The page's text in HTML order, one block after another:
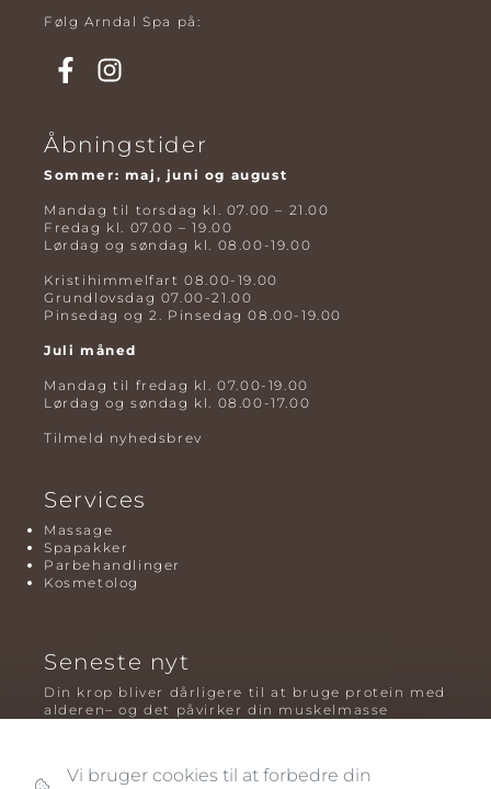
Følg Arndal Spa på:
Åbningstider
Sommer: maj, juni og august
Mandag til torsdag kl. 07.00 – 21.00
Fredag kl. 07.00 – 19.00
Lørdag og søndag kl. 08.00-19.00
Kristihimmelfart 08.00-19.00
Grundlovsdag 07.00-21.00
Pinsedag og 2. Pinsedag 08.00-19.00
Juli måned
Mandag til fredag kl. 07.00-19.00
Lørdag og søndag kl. 08.00-17.00
Tilmeld nyhedsbrev
Services
Massage
Spapakker
Parbehandlinger
Kosmetolog
Seneste nyt
Din krop bliver dårligere til at bruge protein med
alderen– og det påvirker din muskelmasse
Vi bruger cookies til at forbedre din